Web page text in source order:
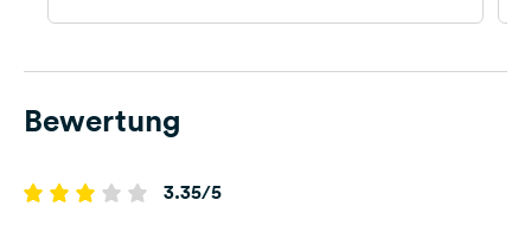
Bewertung
3.35/5